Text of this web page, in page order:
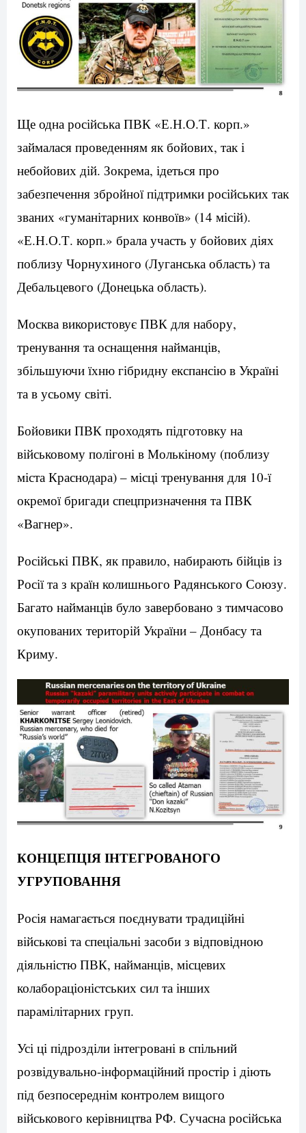
Ще одна російська ПВК «Е.Н.О.Т. корп.»
займалася проведенням як бойових, так і
небойових дій. Зокрема, ідеться про
забезпечення збройної підтримки російських так
званих «гуманітарних конвоїв» (14 місій).
«Е.Н.О.Т. корп.» брала участь у бойових діях
поблизу Чорнухиного (Луганська область) та
Дебальцевого (Донецька область).
Москва використовує ПВК для набору,
тренування та оснащення найманців,
збільшуючи їхню гібридну експансію в Україні
та в усьому світі.
Бойовики ПВК проходять підготовку на
військовому полігоні в Молькіному (поблизу
міста Краснодара) – місці тренування для 10-ї
окремої бригади спецпризначення та ПВК
«Вагнер».
Російські ПВК, як правило, набирають бійців із
Росії та з країн колишнього Радянського Союзу.
Багато найманців було завербовано з тимчасово
окупованих територій України – Донбасу та
Криму.
КОНЦЕПЦІЯ ІНТЕГРОВАНОГО
УГРУПОВАННЯ
Росія намагається поєднувати традиційні
військові та спеціальні засоби з відповідною
діяльністю ПВК, найманців, місцевих
колабораціоністських сил та інших
парамілітарних груп.
Усі ці підрозділи інтегровані в спільний
розвідувально-інформаційний простір і діють
під безпосереднім контролем вищого
військового керівництва РФ. Сучасна російська